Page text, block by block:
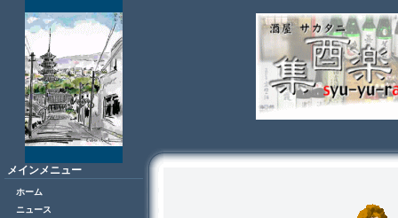
メインメニュー
ホーム
ニュース